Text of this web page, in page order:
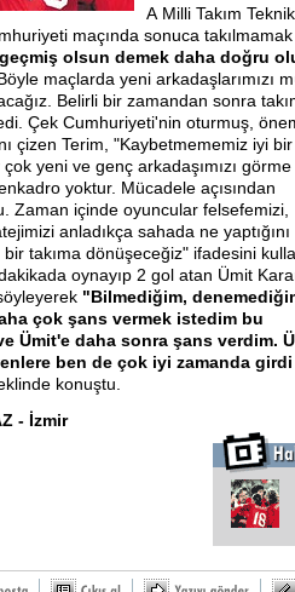
A Milli Takım
maçında sonuca
olsun demek daha doğru
Böyle maçlarda yeni arkadaşlarımızı
Belirli bir zamandan sonra
Çek Cumhuriyeti'nin oturmuş,
çizen Terim, "Kaybetmememiz iyi
çok yeni ve genç arkadaşımızı görme
kadro yoktur. Mücadele açısından
Zaman içinde oyuncular felsefemizi,
anladıkça sahada ne yaptığını
takıma dönüşeceğiz" ifadesini
oynayıp 2 gol atan Ümit
"Bilmediğim,
çok şans vermek istedim bu
Ümit'e daha sonra şans verdim.
ben de çok iyi zamanda girdi
konuştu.
- İzmir